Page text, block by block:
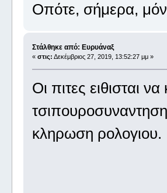
Οπότε, σήμερα,
Στάλθηκε από: Ευρυάναξ
« στις: Δεκέμβριος 27, 2019, 13:52:27 μμ »
Οι πιτες ειθισται
κληρωση ρολογιου.